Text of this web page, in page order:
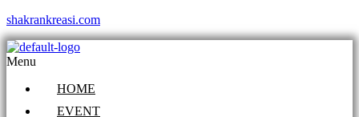
shakrankreasi.com
Menu
HOME
EVENT